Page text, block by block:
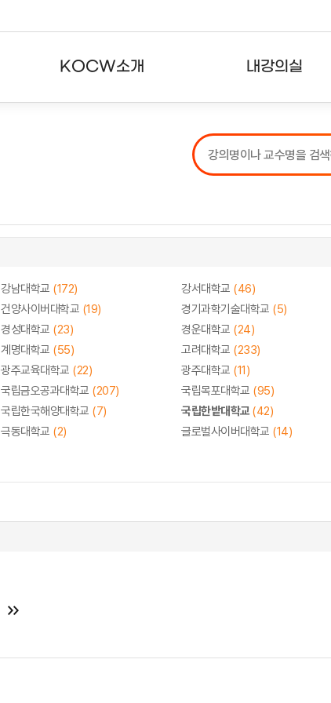
KOCW소개 내강의실
강의리스트
수강확인증강의
강남대학교 (172) 강서대학교 (46)
건양사이버대학교 (19) 경기과학기술대학교 (5)
경성대학교 (23) 경운대학교 (24)
계명대학교 (55) 고려대학교 (233)
광주교육대학교 (22) 광주대학교 (11)
국립금오공과대학교 (207) 국립목포대학교 (95)
국립한국해양대학교 (7) 국립한밭대학교(42)
극동대학교 (2) 글로벌사이버대학교 (14)